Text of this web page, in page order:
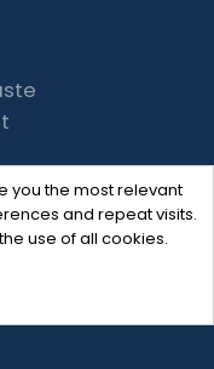
you the most relevant
and repeat visits.
use of all cookies.